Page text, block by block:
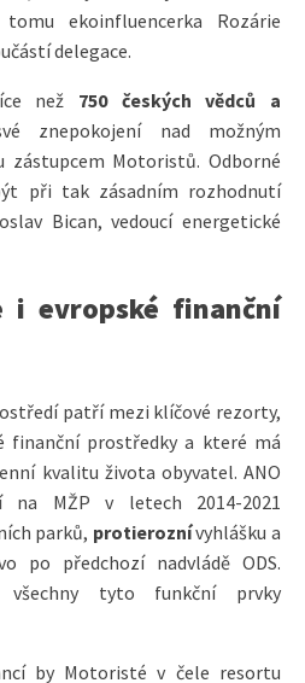
ekoinfluencerka Rozárie
delegace.
než 750 českých vědců a
znepokojení nad možným
Motoristů. Odborné
při tak zásadním rozhodnutí
Bican, vedoucí energetické
i evropské finanční
patří mezi klíčové rezorty,
finanční prostředky a které má
kvalitu života obyvatel. ANO
na MŽP v letech 2014-2021
parků, protieroznívyhlášku a
po předchozí nadvládě ODS.
tyto funkční prvky
by Motoristé v čele resortu